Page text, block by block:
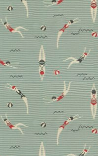
Blick in
Heimtextil
21/22